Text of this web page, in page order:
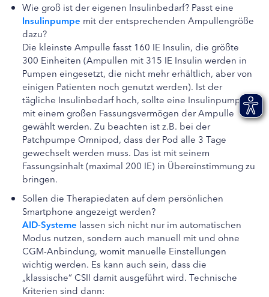
Wie groß ist der eigenen Insulinbedarf? Passt eine
Insulinpumpe mit der entsprechenden Ampullengröße
dazu?
Die kleinste Ampulle fasst 160 IE Insulin, die größte
300 Einheiten (Ampullen mit 315 IE Insulin werden in
Pumpen eingesetzt, die nicht mehr erhältlich, aber von
einigen Patienten noch genutzt werden). Ist der
tägliche Insulinbedarf hoch, sollte eine Insulinpumpe
mit einem großen Fassungsvermögen der Ampulle
gewählt werden. Zu beachten ist z.B. bei der
Patchpumpe Omnipod, dass der Pod alle 3 Tage
gewechselt werden muss. Das ist mit seinem
Fassungsinhalt (maximal 200 IE) in Übereinstimmung zu
bringen.
Sollen die Therapiedaten auf dem persönlichen
Smartphone angezeigt werden?
AID-Systeme lassen sich nicht nur im automatischen
Modus nutzen, sondern auch manuell mit und ohne
CGM-Anbindung, womit manuelle Einstellungen
wichtig werden. Es kann auch sein, dass die
„klassische“ CSII damit ausgeführt wird. Technische
Kriterien sind dann: